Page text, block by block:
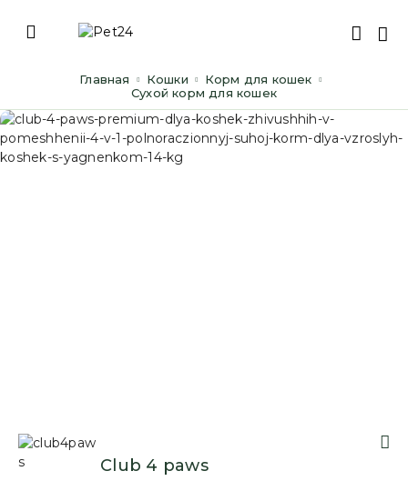
Главная Кошки
Корм для кошек
Сухой корм для кошек
Club 4 paws